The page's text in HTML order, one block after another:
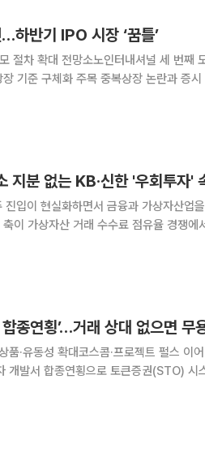
하반기 IPO 시장 ‘꿈틀’
절차 확대 전망소노인터내셔널 세 번째
논란과 증시 변동성으로 얼어붙
신사 등 대어급 기업도 증시
입이 현실화하면서 금융과 가상자산업
이 가상자산 거래 수수료 점유율 경쟁에
프라 투자 등으로 우회 투자하는 전략적
품·유동성 확대코스콤·프로젝트 펄스 이
큰증권(STO) 시스템 구축을 재개한
증권사가 많을수록 상품을 판매할 고